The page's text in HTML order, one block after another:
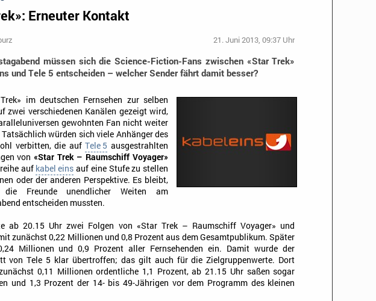
Erneuter Kontakt
21. Juni 2013, 09:37 Uhr
müssen sich die Science-Fiction-Fans zwischen «Star Trek»
und Tele 5 entscheiden – welcher Sender fährt damit besser?
im deutschen Fernsehen zur selben
zwei verschiedenen Kanälen gezeigt wird,
gewohnten Fan nicht weiter
würden sich viele Anhänger des
verbitten, die aufTele 5 ausgestrahlten
von«Star Trek – Raumschiff Voyager»
auf kabel eins auf eine Stufe zu stellen
oder der anderen Perspektive. Es bleibt,
Freunde unendlicher Weiten am
entscheiden mussten.
ab 20.15 Uhr zwei Folgen von «Star Trek – Raumschiff Voyager» und
zunächst 0,22 Millionen und 0,8 Prozent aus dem Gesamtpublikum. Später
Millionen und 0,9 Prozent aller Fernsehenden ein. Damit wurde der
von Tele 5 klar übertroffen; das gilt auch für die Zielgruppenwerte. Dort
0,11 Millionen ordentliche 1,1 Prozent, ab 21.15 Uhr saßen sogar
und 1,3 Prozent der 14- bis 49-Jährigen vor dem Programm des kleinen